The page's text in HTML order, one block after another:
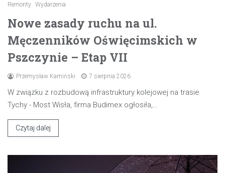
Remonty Wydarzenia
Nowe zasady ruchu na ul.
Męczenników Oświęcimskich w
Pszczynie – Etap VII
Przemysław Kamiński 7 sierpnia 2026
W związku z rozbudową infrastruktury kolejowej na trasie
Tychy - Most Wisła, firma Budimex ogłosiła,…
Czytaj dalej